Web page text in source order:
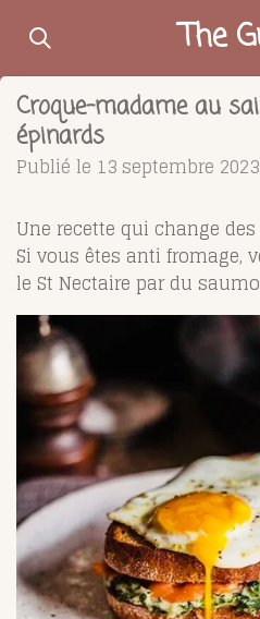
Passer
contenu
principal
The
Croque-madame au
épinards
Publié le 13 septembre
Une recette qui change
Si vous êtes anti fromage,
le St Nectaire par du